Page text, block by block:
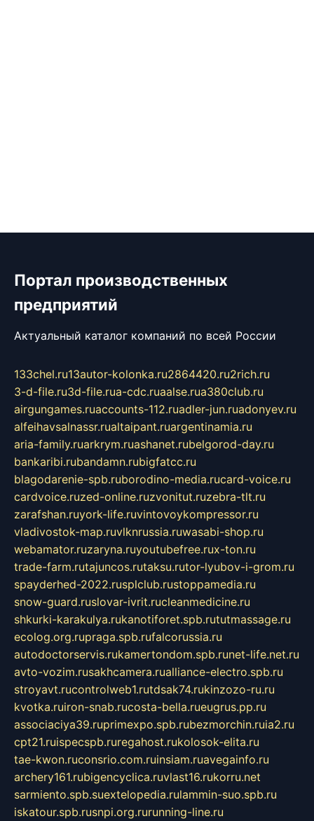
Портал производственных
предприятий
Актуальный каталог компаний по всей России
133chel.ru13autor-kolonka.ru2864420.ru2rich.ru
3-d-file.ru3d-file.rua-cdc.ruaalse.rua380club.ru
airgungames.ruaccounts-112.ruadler-jun.ruadonyev.ru
alfeihavsalnassr.rualtaipant.ruargentinamia.ru
aria-family.ruarkrym.ruashanet.rubelgorod-day.ru
bankaribi.rubandamn.rubigfatcc.ru
blagodarenie-spb.ruborodino-media.rucard-voice.ru
cardvoice.ruzed-online.ruzvonitut.ruzebra-tlt.ru
zarafshan.ruyork-life.ruvintovoykompressor.ru
vladivostok-map.ruvlknrussia.ruwasabi-shop.ru
webamator.ruzaryna.ruyoutubefree.rux-ton.ru
trade-farm.rutajuncos.rutaksu.rutor-lyubov-i-grom.ru
spayderhed-2022.rusplclub.rustoppamedia.ru
snow-guard.ruslovar-ivrit.rucleanmedicine.ru
shkurki-karakulya.rukanotiforet.spb.rututmassage.ru
ecolog.org.rupraga.spb.rufalcorussia.ru
autodoctorservis.rukamertondom.spb.runet-life.net.ru
avto-vozim.rusakhcamera.rualliance-electro.spb.ru
stroyavt.rucontrolweb1.rutdsak74.rukinzozo-ru.ru
kvotka.ruiron-snab.rucosta-bella.rueugrus.pp.ru
associaciya39.ruprimexpo.spb.rubezmorchin.ruia2.ru
cpt21.ruispecspb.ruregahost.rukolosok-elita.ru
tae-kwon.ruconsrio.com.ruinsiam.ruavegainfo.ru
archery161.rubigencyclica.ruvlast16.rukorru.net
sarmiento.spb.suextelopedia.rulammin-suo.spb.ru
iskatour.spb.rusnpi.org.rurunning-line.ru